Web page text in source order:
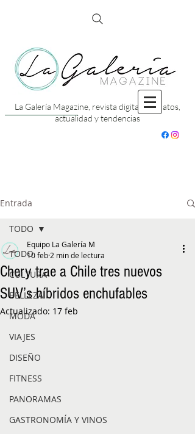
La Galería Magazine, revista digital con datos,
actualidad y tendencias
Entrada
TODO
CULTURA
BELLEZA
MODA
VIAJES
DISEÑO
FITNESS
PANORAMAS
GASTRONOMÍA Y VINOS
TODO
Chery trae a Chile tres nuevos
SUV’s híbridos enchufables
Equipo La Galería M
10 feb 2 min de lectura
Actualizado: 17 feb